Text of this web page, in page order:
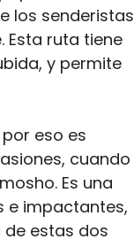
los senderistas
Esta ruta tiene
y permite
eso es
cuando
Es una
e impactantes,
estas dos